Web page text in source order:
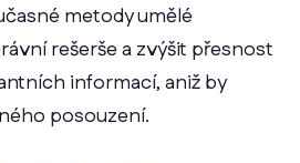
metody umělé
rešerše a zvýšit přesnost
informací, aniž by
posouzení.